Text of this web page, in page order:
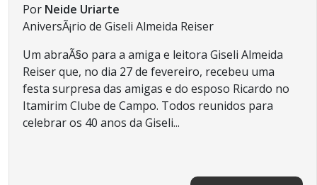
Por Neide Uriarte
AniversÃ¡rio de Giseli Almeida Reiser
Um abraÃ§o para a amiga e leitora Giseli Almeida
Reiser que, no dia 27 de fevereiro, recebeu uma
festa surpresa das amigas e do esposo Ricardo no
Itamirim Clube de Campo. Todos reunidos para
celebrar os 40 anos da Giseli...